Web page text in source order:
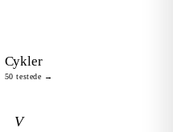
Cykler
50 testede →
V